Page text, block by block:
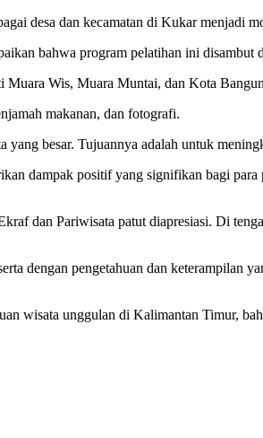
desa dan kecamatan di Kukar menjadi
bahwa program pelatihan ini disambut
Wis, Muara Muntai, dan Kota
makanan, dan fotografi.
besar. Tujuannya adalah untuk
dampak positif yang signifikan bagi
dan Pariwisata patut diapresiasi. Di
dengan pengetahuan dan keterampilan
wisata unggulan di Kalimantan Timur,